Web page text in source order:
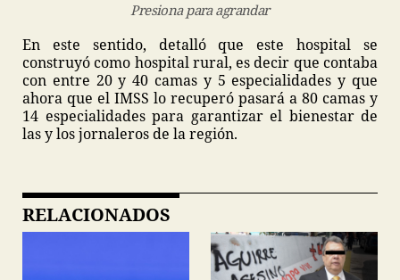
Presiona para agrandar
En este sentido, detalló que este hospital se
construyó como hospital rural, es decir que contaba
con entre 20 y 40 camas y 5 especialidades y que
ahora que el IMSS lo recuperó pasará a 80 camas y
14 especialidades para garantizar el bienestar de
las y los jornaleros de la región.
RELACIONADOS